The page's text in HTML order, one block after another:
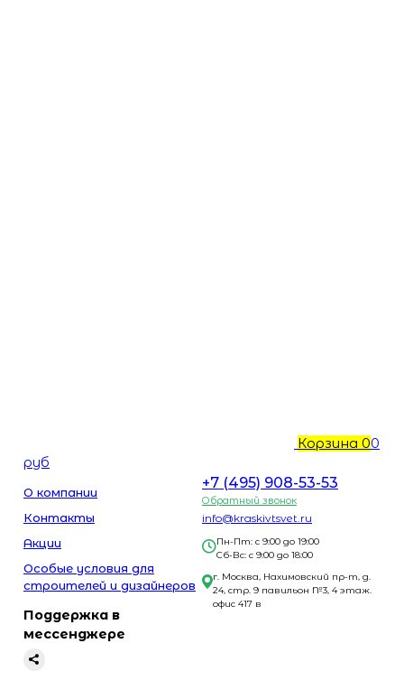
Корзина 00
руб
О компании
Контакты
Акции
Особые условия для
строителей и дизайнеров
Поддержка в
мессенджере
+7 (495) 908-53-53
Обратный звонок
info@kraskivtsvet.ru
Пн-Пт: с 9:00 до 19:00
Сб-Вс: с 9:00 до 18:00
г. Москва, Нахимовский пр-т, д.
24, стр. 9 павильон №3, 4 этаж.
офис 417 в